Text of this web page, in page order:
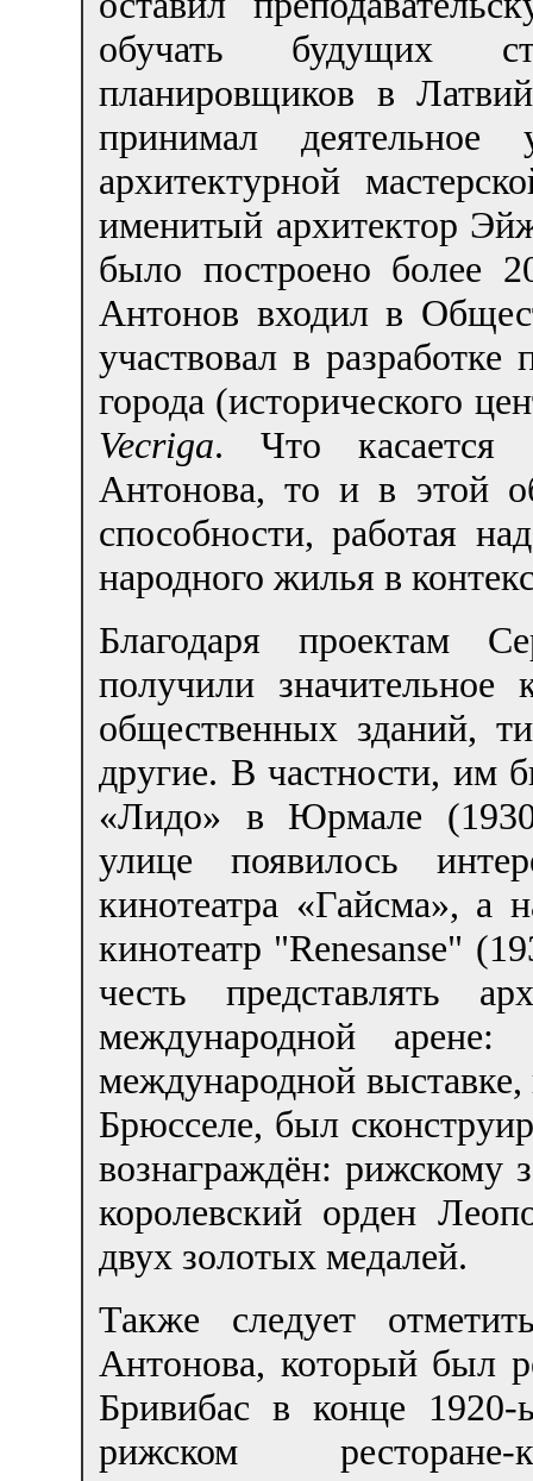
обучать будущих
планировщиков в
принимал деятельное
архитектурной
именитый архитектор
было построено более
Антонов входил в
участвовал в
города (исторического
Vecriga. Что касается
Антонова, то и в этой
способности, работая
народного жилья в
Благодаря проектам
получили значительное
общественных зданий,
другие. В частности, им
«Лидо» в Юрмале
улице появилось
кинотеатра «Гайсма»,
кинотеатр "Renesanse"
честь представлять
международной арене:
международной выставке,
Брюсселе, был
вознаграждён: рижскому
королевский орден
двух золотых медалей.
Также следует
Антонова, который был
Бривибас в конце
рижском ресторане-